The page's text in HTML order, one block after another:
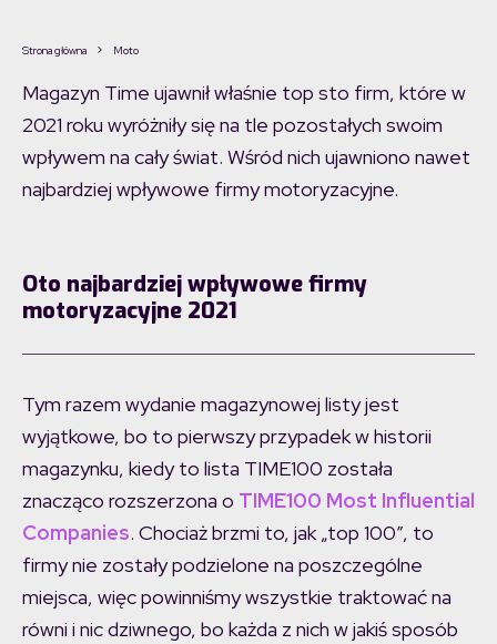
Strona główna Moto
Magazyn Time ujawnił właśnie top sto firm, które w
2021 roku wyróżniły się na tle pozostałych swoim
wpływem na cały świat. Wśród nich ujawniono nawet
najbardziej wpływowe firmy motoryzacyjne.
Oto najbardziej wpływowe firmy
motoryzacyjne 2021
Tym razem wydanie magazynowej listy jest
wyjątkowe, bo to pierwszy przypadek w historii
magazynku, kiedy to lista TIME100 została
znacząco rozszerzona o TIME100 Most Influential
Companies. Chociaż brzmi to, jak „top 100”, to
firmy nie zostały podzielone na poszczególne
miejsca, więc powinniśmy wszystkie traktować na
równi i nic dziwnego, bo każda z nich w jakiś sposób